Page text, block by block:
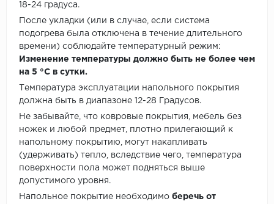
18-24 градуса.
После укладки (или в случае, если система
подогрева была отключена в течение длительного
времени) соблюдайте температурный режим:
Изменение температуры должно быть не более чем
на 5 °C в сутки.
Температура эксплуатации напольного покрытия
должна быть в диапазоне 12-28 Градусов.
Не забывайте, что ковровые покрытия, мебель без
ножек и любой предмет, плотно прилегающий к
напольному покрытию, могут накапливать
(удерживать) тепло, вследствие чего, температура
поверхности пола может подняться выше
допустимого уровня.
Напольное покрытие необходимо беречь от